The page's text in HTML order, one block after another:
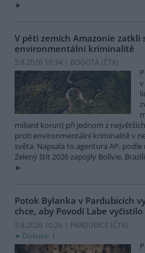
V pěti zemích Amazonie zatkli
environmentální kriminalitě
5.8.2026 10:34 | BOGOTÁ (ČTK)
miliard korun) při jednom z
proti environmentální kriminalitě v
světa. Napsala to agentura AP,
Zelený štít 2026 zapojily Bolívie,
Potok Bylanka v Pardubicích
chce, aby Povodí Labe
5.8.2026 10:26 | PARDUBICE (ČTK)
Diskuse: 1